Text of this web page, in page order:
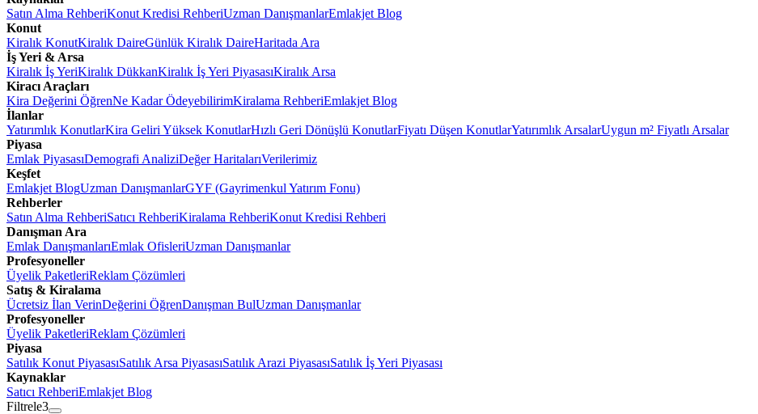
Satın Alma RehberiKonut Kredisi RehberiUzman DanışmanlarEmlakjet Blog
Konut
Kiralık KonutKiralık DaireGünlük Kiralık DaireHaritada Ara
İş Yeri & Arsa
Kiralık İş YeriKiralık DükkanKiralık İş Yeri PiyasasıKiralık Arsa
Kiracı Araçları
Kira Değerini ÖğrenNe Kadar ÖdeyebilirimKiralama RehberiEmlakjet Blog
İlanlar
Yatırımlık KonutlarKira Geliri Yüksek KonutlarHızlı Geri Dönüşlü KonutlarFiyatı Düşen KonutlarYatırımlık ArsalarUygun m² Fiyatlı Arsalar
Piyasa
Emlak PiyasasıDemografi AnaliziDeğer HaritalarıVerilerimiz
Keşfet
Emlakjet BlogUzman DanışmanlarGYF (Gayrimenkul Yatırım Fonu)
Rehberler
Satın Alma RehberiSatıcı RehberiKiralama RehberiKonut Kredisi Rehberi
Danışman Ara
Emlak DanışmanlarıEmlak OfisleriUzman Danışmanlar
Profesyoneller
Üyelik PaketleriReklam Çözümleri
Satış & Kiralama
Ücretsiz İlan VerinDeğerini ÖğrenDanışman BulUzman Danışmanlar
Profesyoneller
Üyelik PaketleriReklam Çözümleri
Piyasa
Satılık Konut PiyasasıSatılık Arsa PiyasasıSatılık Arazi PiyasasıSatılık İş Yeri Piyasası
Kaynaklar
Satıcı RehberiEmlakjet Blog
Filtrele3